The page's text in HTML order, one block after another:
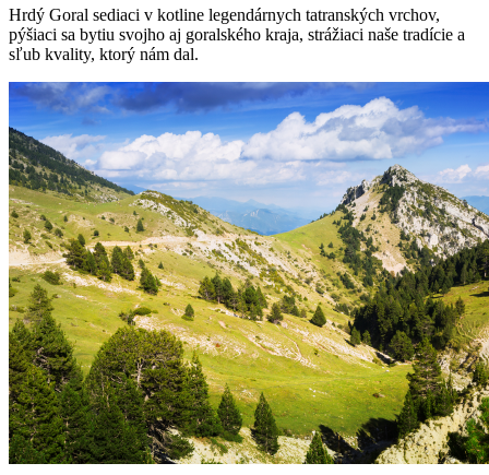
Hrdý Goral sediaci v kotline legendárnych tatranských vrchov,
pýšiaci sa bytiu svojho aj goralského kraja, strážiaci naše tradície a
sľub kvality, ktorý nám dal.